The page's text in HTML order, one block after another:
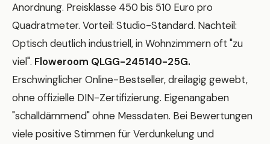
Anordnung. Preisklasse 450 bis 510 Euro pro
Quadratmeter. Vorteil: Studio-Standard. Nachteil:
Optisch deutlich industriell, in Wohnzimmern oft "zu
viel". Floweroom QLGG-245140-25G.
Erschwinglicher Online-Bestseller, dreilagig gewebt,
ohne offizielle DIN-Zertifizierung. Eigenangaben
"schalldämmend" ohne Messdaten. Bei Bewertungen
viele positive Stimmen für Verdunkelung und